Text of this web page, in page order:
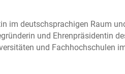
im deutschsprachigen Raum
und Ehrenpräsidentin
und Fachhochschulen